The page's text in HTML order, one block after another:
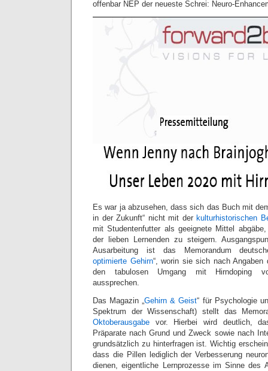
offenbar NEP der neueste Schrei: Neuro-
Es war ja abzusehen, dass sich das Buch mit
in der Zukunft“ nicht mit der kulturhistorischen
mit Studentenfutter als geeignete Mittel
der lieben Lernenden zu steigern.
Ausarbeitung ist das Memorandum
optimierte Gehirn“, worin sie sich nach Angaben
den tabulosen Umgang mit Hirndoping
aussprechen.
Das Magazin „Gehirn & Geist“ für Psychologie
Spektrum der Wissenschaft) stellt das
Oktoberausgabe vor. Hierbei wird deutlich,
Präparate nach Grund und Zweck sowie nach
grundsätzlich zu hinterfragen ist. Wichtig
dass die Pillen lediglich der Verbesserung
dienen, eigentliche Lernprozesse im Sinne des